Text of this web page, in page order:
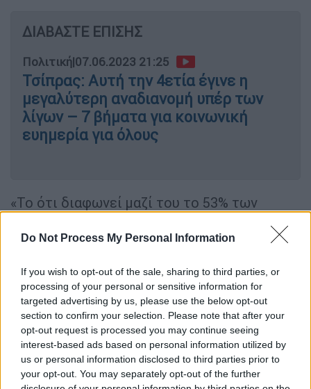
Do Not Process My Personal Information
If you wish to opt-out of the sale, sharing to third parties, or
processing of your personal or sensitive information for
targeted advertising by us, please use the below opt-out
section to confirm your selection. Please note that after your
opt-out request is processed you may continue seeing
interest-based ads based on personal information utilized by
us or personal information disclosed to third parties prior to
your opt-out. You may separately opt-out of the further
ΔΙΑΒΑΣΤΕ ΕΠΙΣΗΣ
Πολιτική|07.06.2023 21:25
Τσίπρας: Αυτή την 4ετία έγινε η
μεγαλύτερη αναδιανομή υπέρ των
λίγων – 7 βήματα για κοινωνική
ευημερία για όλους
«Το ότι διαφωνεί μαζί του το 53% των
Δημοκρατία,είτε εγκατέλειψαν το κόμμα
συνέχισε ο εκπρόσωπος Τύπου της ΝΔ.
Και πρόσθεσε: «Επαναλανσάροντας σήμερα
το παλιό τους πρόγραμμα, με τις ίδιες
παλιές ιδέες που καταδικάστηκαν στην
κάλπη, με τη μορφή ενόςσυνοπτικού
επικοινωνιακού φυλλαδίου, απέδειξαν ότι